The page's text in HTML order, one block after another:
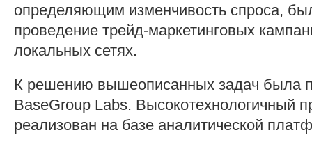
определяющим изменчивость спроса,
проведение трейд-маркетинговых
локальных сетях.
К решению вышеописанных задач была
BaseGroup Labs. Высокотехнологичный
реализован на базе аналитической